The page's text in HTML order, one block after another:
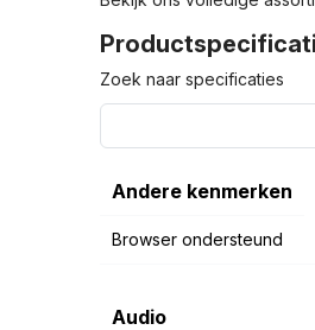
Zoek naar specificaties
Andere kenmerken
Browser ondersteund
Audio